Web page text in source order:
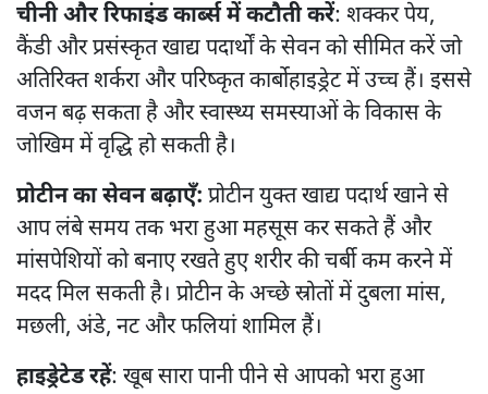
चीनी और रिफाइंड कार्ब्स में कटौती करें: शक्कर पेय,
कैंडी और प्रसंस्कृत खाद्य पदार्थों के सेवन को सीमित करें जो
अतिरिक्त शर्करा और परिष्कृत कार्बोहाइड्रेट में उच्च हैं। इससे
वजन बढ़ सकता है और स्वास्थ्य समस्याओं के विकास के
जोखिम में वृद्धि हो सकती है।
प्रोटीन का सेवन बढ़ाएँ: प्रोटीन युक्त खाद्य पदार्थ खाने से
आप लंबे समय तक भरा हुआ महसूस कर सकते हैं और
मांसपेशियों को बनाए रखते हुए शरीर की चर्बी कम करने में
मदद मिल सकती है। प्रोटीन के अच्छे स्रोतों में दुबला मांस,
मछली, अंडे, नट और फलियां शामिल हैं।
हाइड्रेटेड रहें: खूब सारा पानी पीने से आपको भरा हुआ